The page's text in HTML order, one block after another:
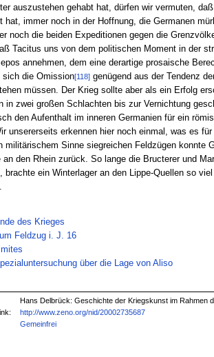
auszustehen gehabt hat, dürfen wir vermuten,
hat, immer noch in der Hoffnung, die Germanen
noch die beiden Expeditionen gegen die
Tacitus uns von dem politischen Moment in der
annehmen, dem eine derartige prosaische
sich die Omission[118]genügend aus der Tendenz
müssen. Der Krieg sollte aber als ein Erfolg
in zwei großen Schlachten bis zur Vernichtung
den Aufenthalt im inneren Germanien für ein
unsererseits erkennen hier noch einmal, was es
militärischem Sinne siegreichen Feldzügen konnte
an den Rhein zurück. So lange die Bructerer und
brachte ein Winterlager an den Lippe-Quellen so
des Krieges
Feldzug i. J. 16
über die Lage von Aliso
Hans Delbrück: Geschichte der Kriegskunst im Rahmen
http://www.zeno.org/nid/20002735687
Gemeinfrei